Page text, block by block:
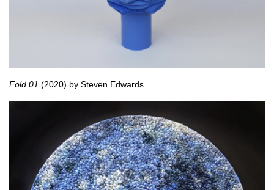
Fold 01 (2020) by Steven Edwards